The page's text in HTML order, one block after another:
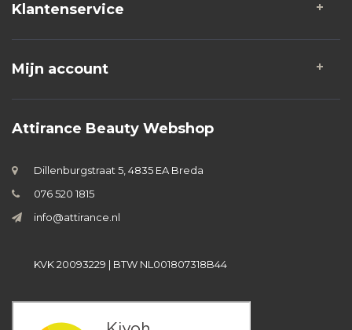
Klantenservice
Mijn account
Attirance Beauty Webshop
Dillenburgstraat 5, 4835 EA Breda
076 520 1815
info@attirance.nl
KVK 20093229 | BTW NL001807318B44